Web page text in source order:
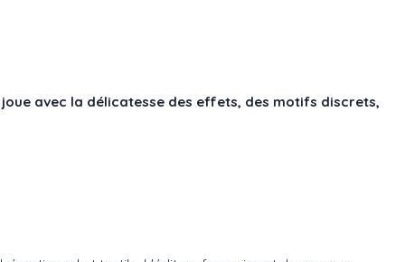
avec la délicatesse des effets, des motifs discrets,